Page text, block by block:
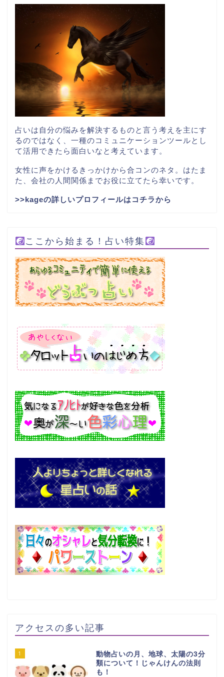
占いは自分の悩みを解決するものと言う考えを主にす
るのではなく、一種のコミュニケーションツールとし
て活用できたら面白いなと考えています。
女性に声をかけるきっかけから合コンのネタ。はたま
た、会社の人間関係までお役に立てたら幸いです。
>>kageの詳しいプロフィールはコチラから
ここから始まる！占い特集
アクセスの多い記事
1
動物占いの月、地球、太陽の3分
類について！じゃんけんの法則
も！